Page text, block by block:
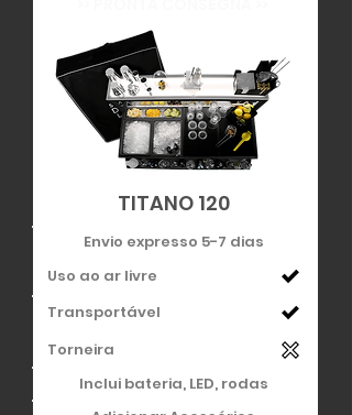
TITANO 120
Uso ao ar livre
Transportável
Envio expresso 5-7 dias
Torneira
Inclui bateria, LED, rodas